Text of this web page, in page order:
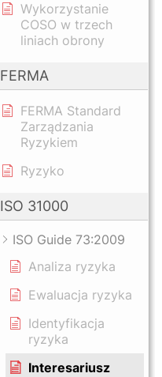
Wykorzystanie
COSO w trzech
liniach obrony
FERMA
FERMA Standard
Zarządzania
Ryzykiem
Ryzyko
ISO 31000
ISO Guide 73:2009
Analiza ryzyka
Ewaluacja ryzyka
Identyfikacja
ryzyka
Interesariusz